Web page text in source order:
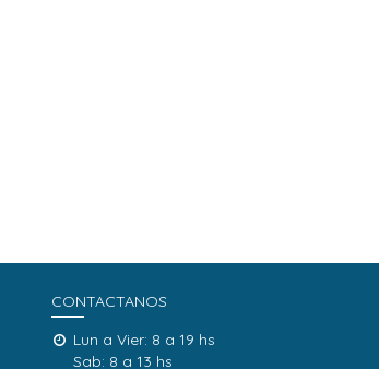
CONTACTANOS
Lun a Vier: 8 a 19 hs
Sab: 8 a 13 hs